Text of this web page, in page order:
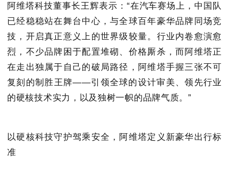
阿维塔科技董事长王辉表示：“在汽车赛场上，中国队
已经稳稳站在舞台中心，与全球百年豪华品牌同场竞
技，开启真正意义上的世界级较量。行业内卷愈演愈
烈，不少品牌困于配置堆砌、价格厮杀，而阿维塔正
在走出独属于自己的破局路径，阿维塔手握三张不可
复刻的制胜王牌——引领全球的设计审美、领先行业
的硬核技术实力，以及独树一帜的品牌气质。”
以硬核科技守护驾乘安全，阿维塔定义新豪华出行标
准